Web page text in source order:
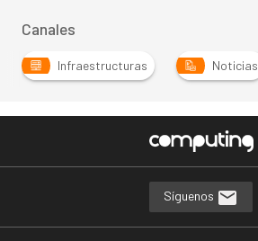
Canales
Infraestructuras
Noticias
Síguenos